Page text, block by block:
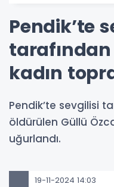
Pendik’te
kadın
Pendik’te sevgilisi
öldürülen Güllü
uğurlandı.
19-11-2024 14:03